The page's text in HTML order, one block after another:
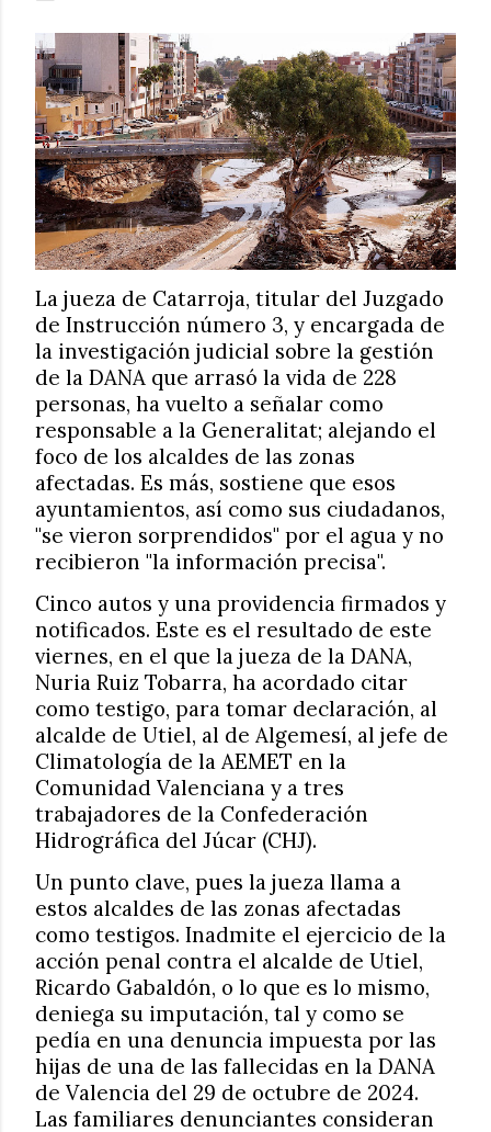
La jueza de Catarroja, titular del Juzgado
de Instrucción número 3, y encargada de
la investigación judicial sobre la gestión
de la DANA que arrasó la vida de 228
personas, ha vuelto a señalar como
responsable a la Generalitat; alejando el
foco de los alcaldes de las zonas
afectadas. Es más, sostiene que esos
ayuntamientos, así como sus ciudadanos,
"se vieron sorprendidos" por el agua y no
recibieron "la información precisa".
Cinco autos y una providencia firmados y
notificados. Este es el resultado de este
viernes, en el que la jueza de la DANA,
Nuria Ruiz Tobarra, ha acordado citar
como testigo, para tomar declaración, al
alcalde de Utiel, al de Algemesí, al jefe de
Climatología de la AEMET en la
Comunidad Valenciana y a tres
trabajadores de la Confederación
Hidrográfica del Júcar (CHJ).
Un punto clave, pues la jueza llama a
estos alcaldes de las zonas afectadas
como testigos. Inadmite el ejercicio de la
acción penal contra el alcalde de Utiel,
Ricardo Gabaldón, o lo que es lo mismo,
deniega su imputación, tal y como se
pedía en una denuncia impuesta por las
hijas de una de las fallecidas en la DANA
de Valencia del 29 de octubre de 2024.
Las familiares denunciantes consideran